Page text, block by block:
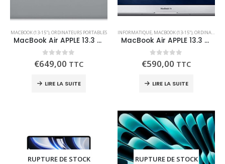
MACBOOK (13-15"),ORDINATEURS PORTABLES
MacBook Air APPLE 13.3 128 Go 2019 Recdt
0out of 5
€649,00 TTC
LIRE LA SUITE
INFORMATIQUE, MACBOOK (13-15"),ORDINATEURS PORTABLES
MacBook Air APPLE 13.3 256 Go 2020 RECONDITIONNE
0out of 5
€590,00 TTC
LIRE LA SUITE
RUPTURE DE STOCK RUPTURE DE STOCK